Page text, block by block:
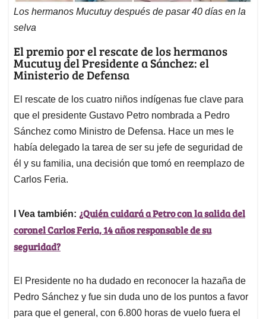
Los hermanos Mucutuy después de pasar 40 días en la
selva
El premio por el rescate de los hermanos
Mucutuy del Presidente a Sánchez: el
Ministerio de Defensa
El rescate de los cuatro niños indígenas fue clave para
que el presidente Gustavo Petro nombrada a Pedro
Sánchez como Ministro de Defensa. Hace un mes le
había delegado la tarea de ser su jefe de seguridad de
él y su familia, una decisión que tomó en reemplazo de
Carlos Feria.
l Vea también: ¿Quién cuidará a Petro con la salida del
coronel Carlos Feria, 14 años responsable de su
seguridad?
El Presidente no ha dudado en reconocer la hazaña de
Pedro Sánchez y fue sin duda uno de los puntos a favor
para que el general, con 6.800 horas de vuelo fuera el